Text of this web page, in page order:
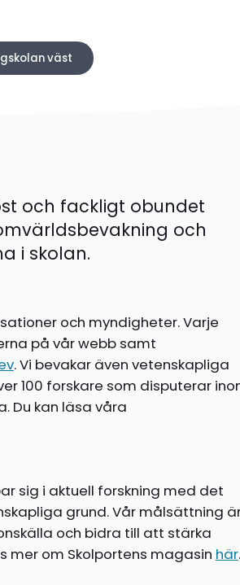
väst
och fackligt obundet
och
i skolan.
och myndigheter. Varje
på vår webb samt
. Vi bevakar även vetenskapliga
100 forskare som disputerar
Du kan läsa våra
sig i aktuell forskning med det
grund. Vår målsättning
och bidra till att stärka
mer om Skolportens magasin här.